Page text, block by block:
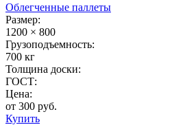
Облегченные паллеты
Размер:
1200 × 800
Грузоподъемность:
700 кг
Толщина доски:
ГОСТ:
Цена:
от 300 руб.
Купить